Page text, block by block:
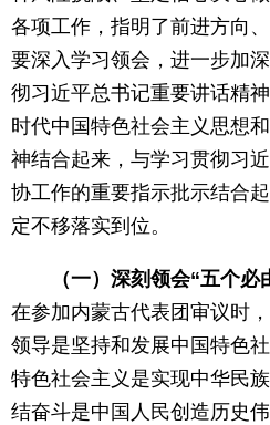
各项工作，指明了前进方向
要深入学习领会，进一步加
彻习近平总书记重要讲话精
时代中国特色社会主义思想
神结合起来，与学习贯彻习
协工作的重要指示批示结合
定不移落实到位。
（一）深刻领会“五个必
在参加内蒙古代表团审议时
领导是坚持和发展中国特色
特色社会主义是实现中华民
结奋斗是中国人民创造历史